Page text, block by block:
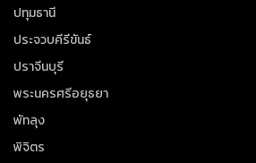
ปทุมธานี
ประจวบคีรีขันธ์
ปราจีนบุรี
พระนครศรีอยุธยา
พัทลุง
พิจิตร